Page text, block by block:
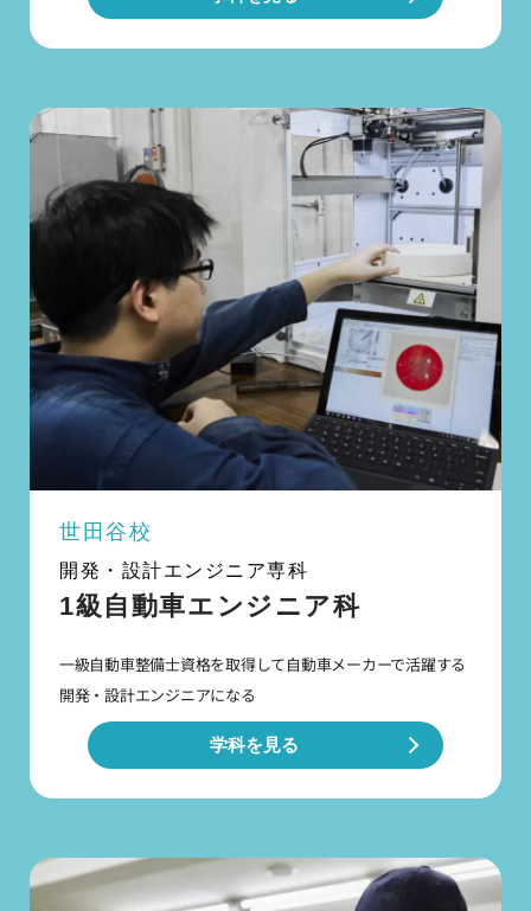
世田谷校
開発・設計エンジニア専科
1級自動車エンジニア科
一級自動車整備士資格を取得して自動車メーカーで活躍する
開発・設計エンジニアになる
学科を見る